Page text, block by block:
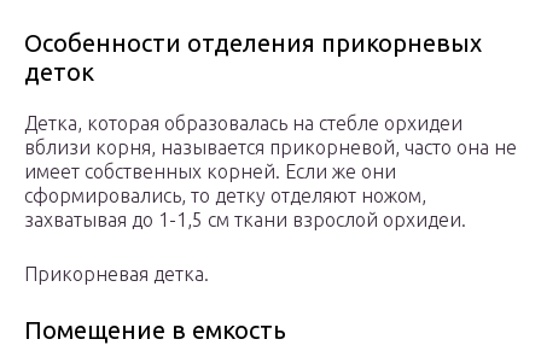
Особенности отделения прикорневых
деток
Детка, которая образовалась на стебле орхидеи
вблизи корня, называется прикорневой, часто она не
имеет собственных корней. Если же они
сформировались, то детку отделяют ножом,
захватывая до 1-1,5 см ткани взрослой орхидеи.
Прикорневая детка.
Помещение в емкость